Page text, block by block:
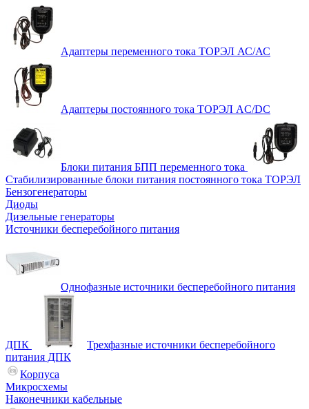
Адаптеры переменного тока ТОРЭЛ АС/АС
Адаптеры постоянного тока ТОРЭЛ AC/DC
Блоки питания БПП переменного тока
Стабилизированные блоки питания постоянного тока ТОРЭЛ
Бензогенераторы
Диоды
Дизельные генераторы
Источники бесперебойного питания
Однофазные источники бесперебойного питания
ДПК
Трехфазные источники бесперебойного
питания ДПК
Корпуса
Микросхемы
Наконечники кабельные